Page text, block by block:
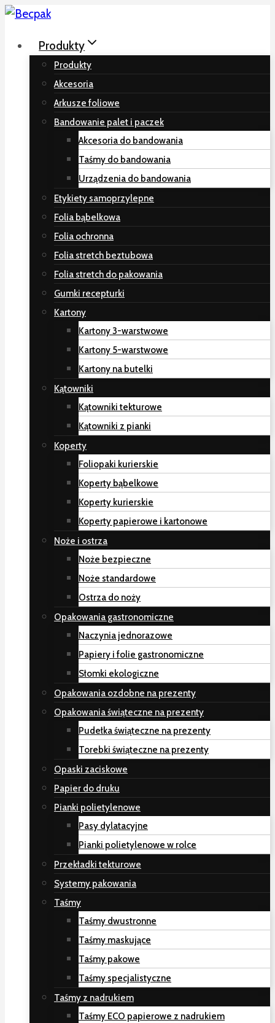
Przeskocz
treści
Produkty
Produkty
Akcesoria
Arkusze foliowe
Bandowanie palet i paczek
Akcesoria do bandowania
Taśmy do bandowania
Urządzenia do bandowania
Etykiety samoprzylepne
Folia bąbelkowa
Folia ochronna
Folia stretch beztubowa
Folia stretch do pakowania
Gumki recepturki
Kartony
Kartony 3-warstwowe
Kartony 5-warstwowe
Kartony na butelki
Kątowniki
Kątowniki tekturowe
Kątowniki z pianki
Koperty
Foliopaki kurierskie
Koperty bąbelkowe
Koperty kurierskie
Koperty papierowe i kartonowe
Noże i ostrza
Noże bezpieczne
Noże standardowe
Ostrza do noży
Opakowania gastronomiczne
Naczynia jednorazowe
Papiery i folie gastronomiczne
Słomki ekologiczne
Opakowania ozdobne na prezenty
Opakowania świąteczne na prezenty
Pudełka świąteczne na prezenty
Torebki świąteczne na prezenty
Opaski zaciskowe
Papier do druku
Pianki polietylenowe
Pasy dylatacyjne
Pianki polietylenowe w rolce
Przekładki tekturowe
Systemy pakowania
Taśmy
Taśmy dwustronne
Taśmy maskujące
Taśmy pakowe
Taśmy specjalistyczne
Taśmy z nadrukiem
Taśmy ECO papierowe z nadrukiem